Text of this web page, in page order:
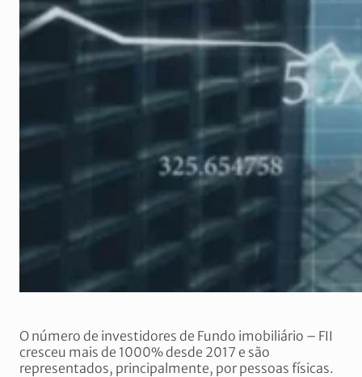
O número de investidores de Fundo imobiliário – FII
cresceu mais de 1000% desde 2017 e são
representados, principalmente, por pessoas físicas.